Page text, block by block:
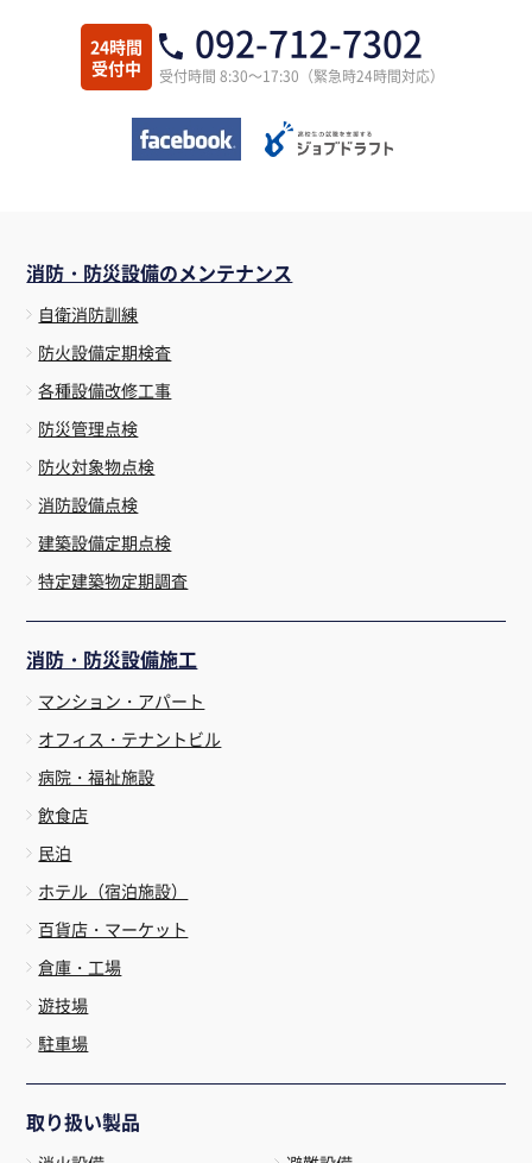
24時間
受付中
092-712-7302
受付時間 8:30～17:30（緊急時24時間対応）
消防・防災設備のメンテナンス
自衛消防訓練
防火設備定期検査
各種設備改修工事
防災管理点検
防火対象物点検
消防設備点検
建築設備定期点検
特定建築物定期調査
消防・防災設備施工
マンション・アパート
オフィス・テナントビル
病院・福祉施設
飲食店
民泊
ホテル（宿泊施設）
百貨店・マーケット
倉庫・工場
遊技場
駐車場
取り扱い製品